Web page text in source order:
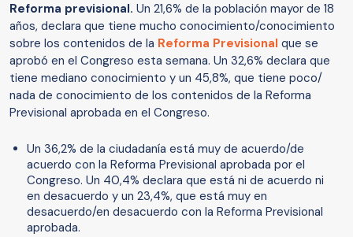
Reforma previsional. Un 21,6% de la población mayor de 18
años, declara que tiene mucho conocimiento/conocimiento
sobre los contenidos de la Reforma Previsional que se
aprobó en el Congreso esta semana. Un 32,6% declara que
tiene mediano conocimiento y un 45,8%, que tiene poco/
nada de conocimiento de los contenidos de la Reforma
Previsional aprobada en el Congreso.
Un 36,2% de la ciudadanía está muy de acuerdo/de
acuerdo con la Reforma Previsional aprobada por el
Congreso. Un 40,4% declara que está ni de acuerdo ni
en desacuerdo y un 23,4%, que está muy en
desacuerdo/en desacuerdo con la Reforma Previsional
aprobada.